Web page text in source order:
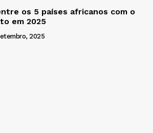
os 5 países africanos com o
em 2025
2025